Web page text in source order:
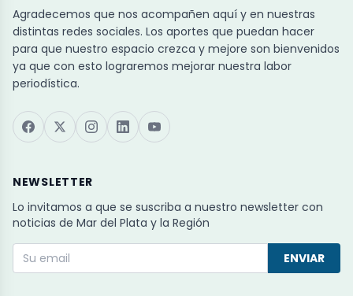
Agradecemos que nos acompañen aquí y en nuestras
distintas redes sociales. Los aportes que puedan hacer
para que nuestro espacio crezca y mejore son bienvenidos
ya que con esto lograremos mejorar nuestra labor
periodística.
NEWSLETTER
Lo invitamos a que se suscriba a nuestro newsletter con
noticias de Mar del Plata y la Región
ENVIAR